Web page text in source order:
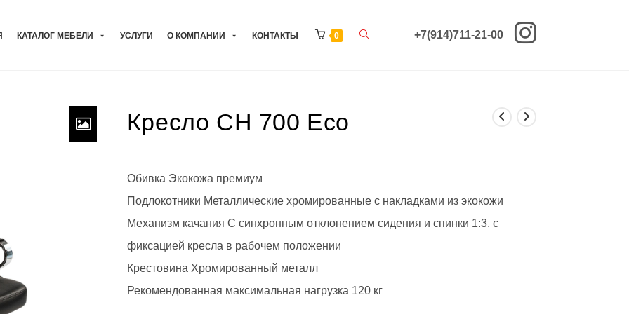
+7(914)711-21-00
КАТАЛОГ МЕБЕЛИ УСЛУГИ О КОМПАНИИ КОНТАКТЫ 0 Переключить
Кресло CH 700 Eco
Обивка Экокожа премиум
Подлокотники Металлические хромированные с накладками из экокожи
Механизм качания С синхронным отклонением сидения и спинки 1:3, с
фиксацией кресла в рабочем положении
Крестовина Хромированный металл
Рекомендованная максимальная нагрузка 120 кг